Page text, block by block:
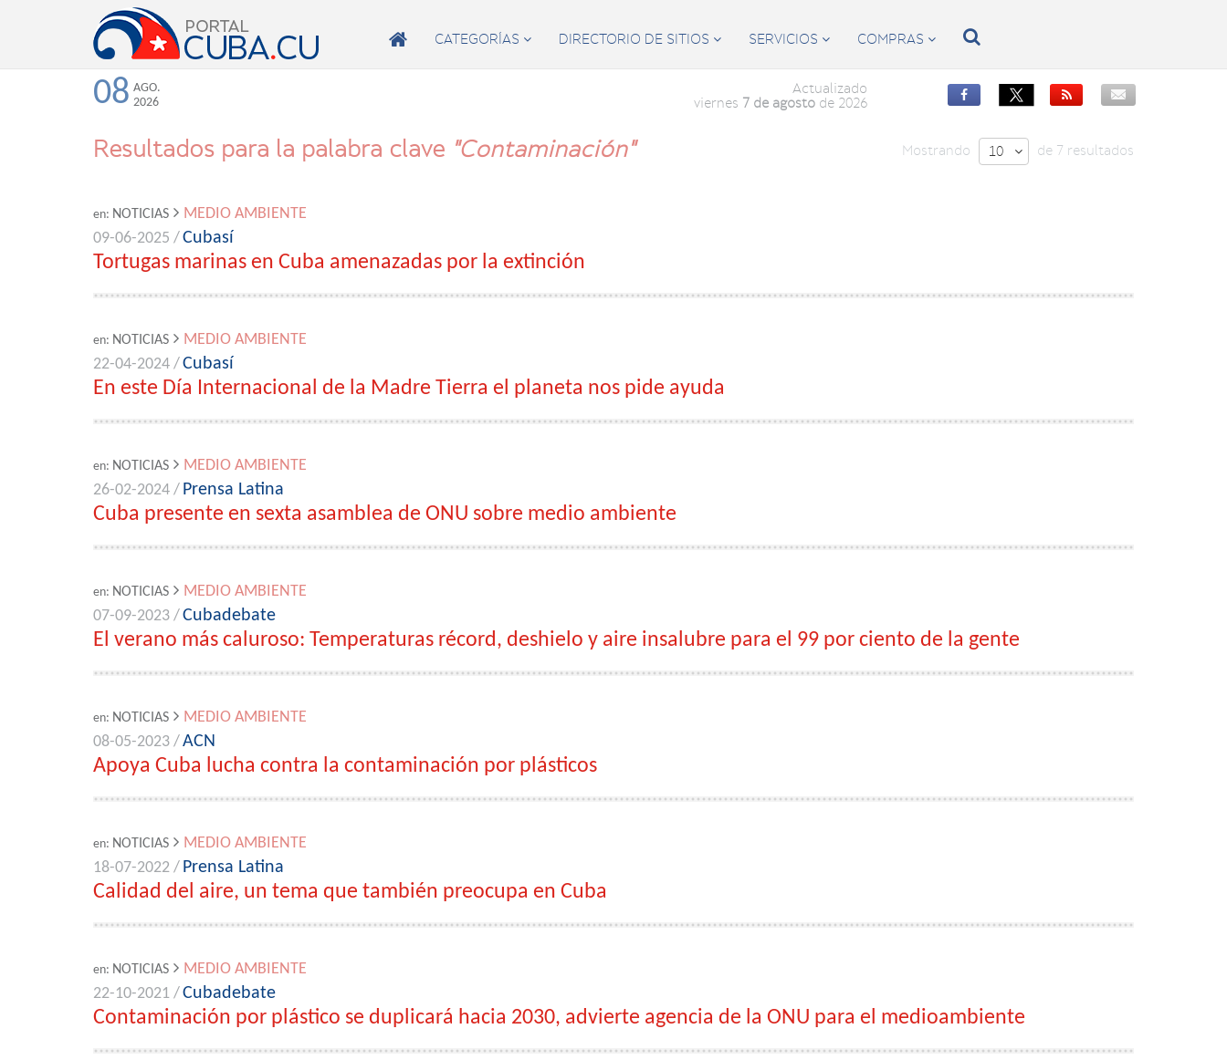
 CATEGORÍAS  DIRECTORIO DE SITIOS  SERVICIOS  COMPRAS  
08 AGO.
2026
Actualizado
viernes 7 de agostode 2026


Resultados para la palabra clave "Contaminación" Mostrando 10  de 7 resultados
en: NOTICIAS
MEDIO AMBIENTE
09-06-2025 /Cubasí
Tortugas marinas en Cuba amenazadas por la extinción
en: NOTICIAS
MEDIO AMBIENTE
22-04-2024 /Cubasí
En este Día Internacional de la Madre Tierra el planeta nos pide ayuda
en: NOTICIAS
MEDIO AMBIENTE
26-02-2024 / Prensa Latina
Cuba presente en sexta asamblea de ONU sobre medio ambiente
en: NOTICIAS
MEDIO AMBIENTE
07-09-2023 /Cubadebate
El verano más caluroso: Temperaturas récord, deshielo y aire insalubre para el 99 por ciento de la gente
en: NOTICIAS
MEDIO AMBIENTE
08-05-2023 /ACN
Apoya Cuba lucha contra la contaminación por plásticos
en: NOTICIAS
MEDIO AMBIENTE
18-07-2022 / Prensa Latina
Calidad del aire, un tema que también preocupa en Cuba
en: NOTICIAS
MEDIO AMBIENTE
22-10-2021 /Cubadebate
Contaminación por plástico se duplicará hacia 2030, advierte agencia de la ONU para el medioambiente